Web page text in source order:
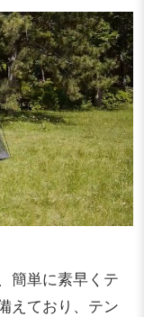
簡単に素早くテ
えており、テン